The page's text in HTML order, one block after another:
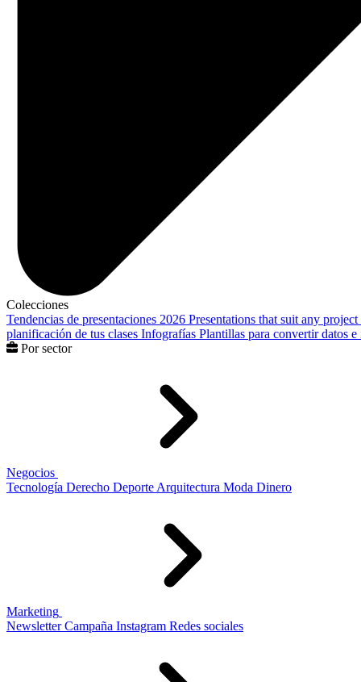
Colecciones
Tendencias de presentaciones 2026 Presentations that suit any project
planificación de tus clases Infografías Plantillas para convertir datos
Por sector
Negocios
Tecnología Derecho Deporte Arquitectura Moda Dinero
Marketing
Newsletter Campaña Instagram Redes sociales